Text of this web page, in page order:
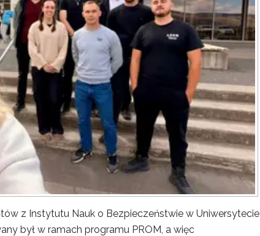
z Instytutu Nauk o Bezpieczeństwie w Uniwersytecie
był w ramach programu PROM, a więc